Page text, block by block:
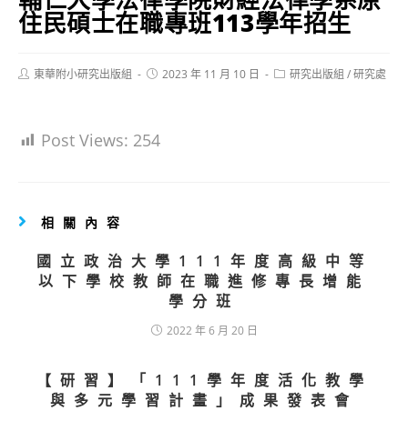
住民碩士在職專班113學年招生
Post東華附小研究出版組
Post2023 年 11 月 10 日
Post研究出版組 /研究處
Post Views: 254
相關內容
國立政治大學111年度高級中等
以下學校教師在職進修專長增能
學分班
2022 年 6 月 20 日
【研習】「111學年度活化教學
與多元學習計畫」成果發表會